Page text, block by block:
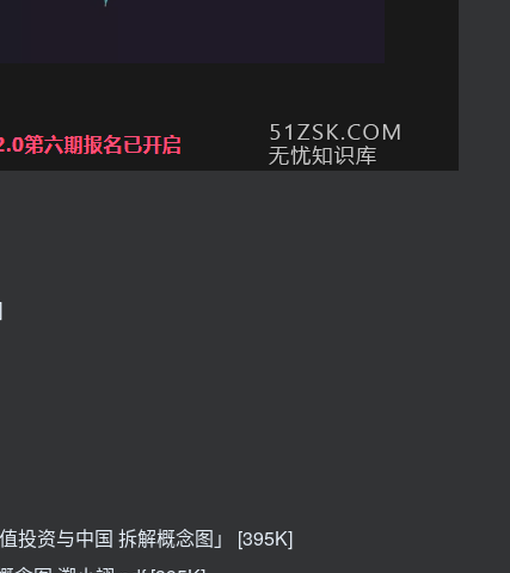
资与中国 拆解概念图」 [395K]